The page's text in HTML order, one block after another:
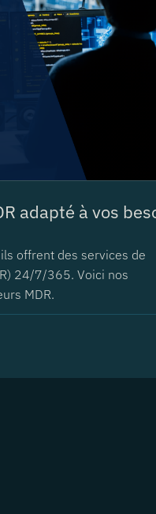
adapté à vos
offrent des services de
24/7/365. Voici nos
MDR.